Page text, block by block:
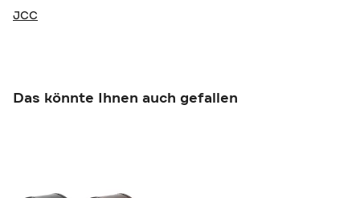
JCC
Das könnte Ihnen auch gefallen